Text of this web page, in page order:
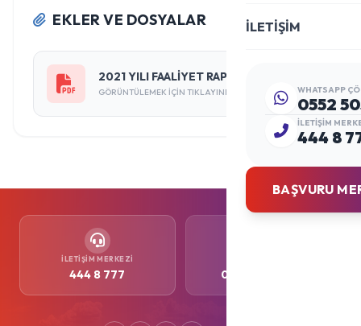
İLETİŞİM
WHATSAPP
0552
İLETIŞIM
444 8
BAŞVURU
EKLER VE DOSYALAR
2021 YILI FAALİYET RAPORU
GÖRÜNTÜLEMEK IÇIN TIKLAYINIZ
İLETIŞIM MERKEZI
444 8 777 0552 505 77 77